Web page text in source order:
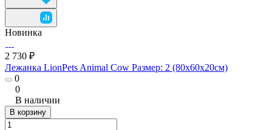
Новинка
2 730 ₽
Лежанка LionPets Animal Cow Размер: 2 (80х60х20см)
0
0
В наличии
В корзину